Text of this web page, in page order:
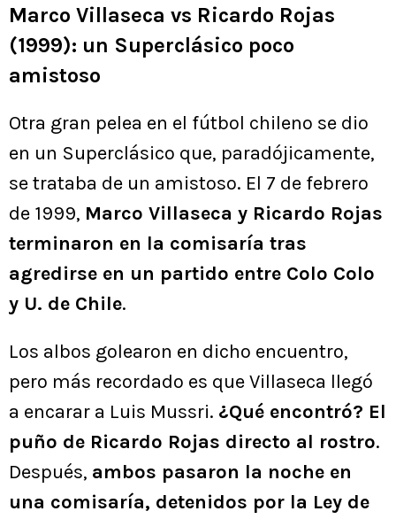
Marco Villaseca vs Ricardo Rojas
(1999): un Superclásico poco
amistoso
Otra gran pelea en el fútbol chileno se dio
en un Superclásico que, paradójicamente,
se trataba de un amistoso. El 7 de febrero
de 1999, Marco Villaseca y Ricardo Rojas
terminaron en la comisaría tras
agredirse en un partido entre Colo Colo
y U. de Chile.
Los albos golearon en dicho encuentro,
pero más recordado es que Villaseca llegó
a encarar a Luis Mussri. ¿Qué encontró? El
puño de Ricardo Rojas directo al rostro.
Después, ambos pasaron la noche en
una comisaría, detenidos por la Ley de